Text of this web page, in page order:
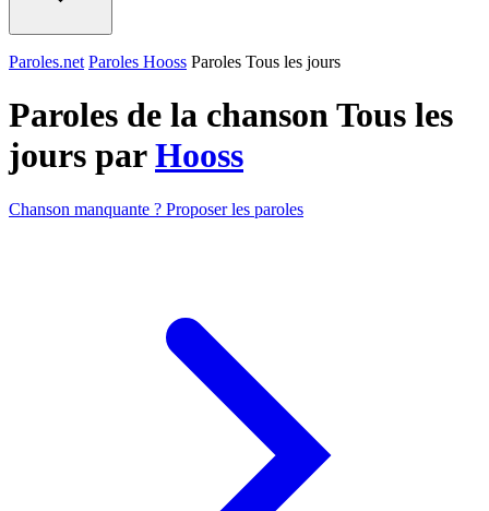
Paroles.net Paroles Hooss Paroles Tous les jours
Paroles de la chanson Tous les
jours parHooss
Chanson manquante ? Proposer les paroles